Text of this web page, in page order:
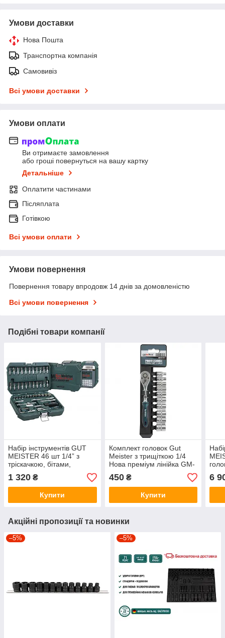
Умови доставки
Нова Пошта
Транспортна компанія
Самовивіз
Всі умови доставки
Умови оплати
Ви отримаєте замовлення
або гроші повернуться на вашу картку
Детальніше
Оплатити частинами
Післяплата
Готівкою
Всі умови оплати
Умови повернення
Повернення товару впродовж 14 днів за домовленістю
Всі умови повернення
Подібні товари компанії
Набір інструментів GUT
MEISTER 46 шт 1/4” з
тріскачкою, бітами,
головками, ключами
(GM01046)
1 320 ₴
Купити
Комплект головок Gut
Meister з трищіткою 1/4
Нова преміум лінійка GM-
01011
450₴
Купити
6
Акційні пропозиції та новинки
–5% –5%